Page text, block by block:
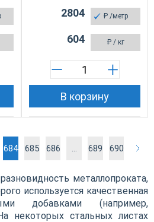
₽/метр
2804
₽ / кг
604
В корзину
684 685 686 ... 689 690
металлопроката,
используется качественная
добавками (например,
некоторых стальных листах